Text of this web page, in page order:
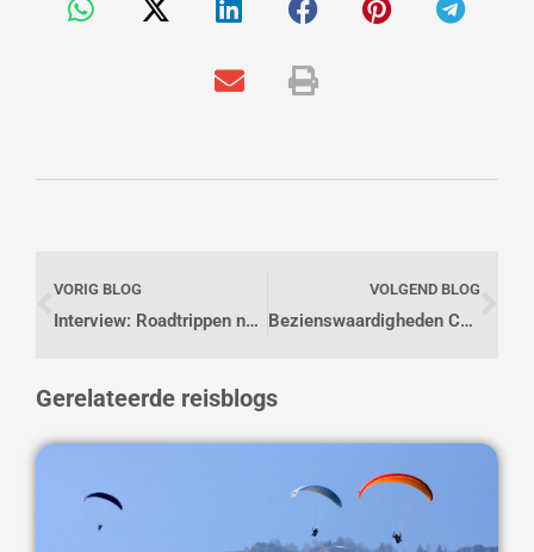
VORIG BLOG
Interview: Roadtrippen naar Centraal-Azië; de reis van Milene en Yuri
VOLGEND BLOG
Bezienswaardigheden Costa Dorada: doen en zien voor cultuurliefhebbers
Gerelateerde reisblogs